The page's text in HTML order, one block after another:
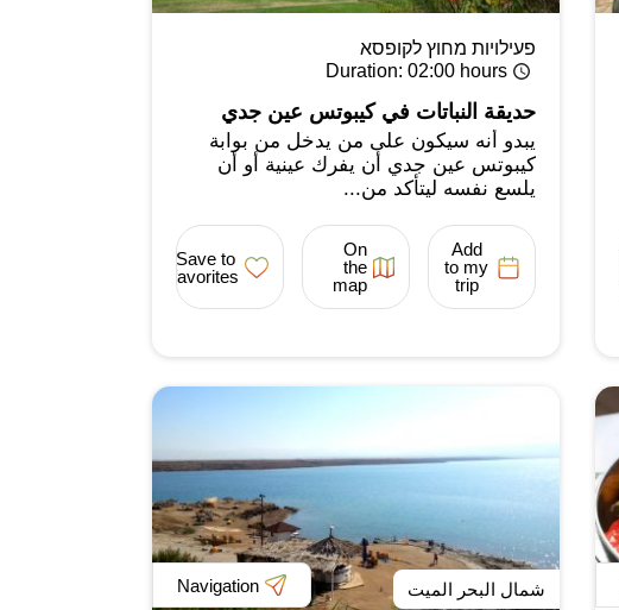
פעילויות מחוץ לקופסא
Duration: 02:00 hours
حديقة النباتات في كيبوتس عين جدي
يبدو أنه سيكون على من يدخل من بوابة
كيبوتس عين جدي أن يفرك عينية أو أن
يلسع نفسه ليتأكد من...
Add
to my
trip
On
the
map
Save to
favorites
شمال البحر الميت Navigation